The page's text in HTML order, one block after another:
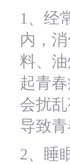
1、经
内，
料、
起青
会扰
导致
2、睡